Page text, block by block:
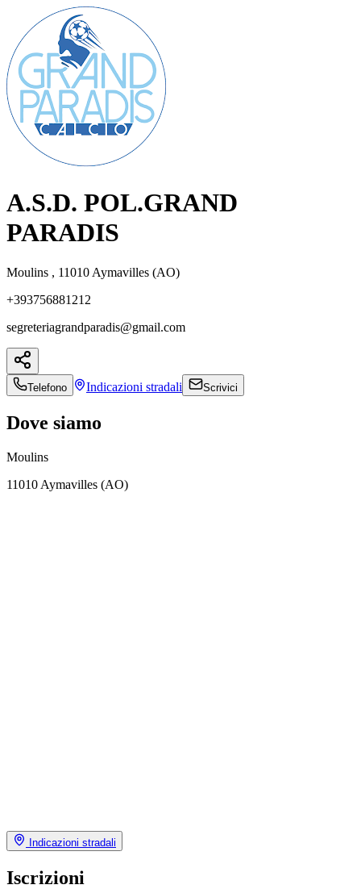
A.S.D. POL.GRAND
PARADIS
Moulins , 11010 Aymavilles (AO)
+393756881212
segreteriagrandparadis@gmail.com
Telefono Indicazioni stradali Scrivici
Dove siamo
Moulins
11010 Aymavilles (AO)
Indicazioni stradali
Iscrizioni